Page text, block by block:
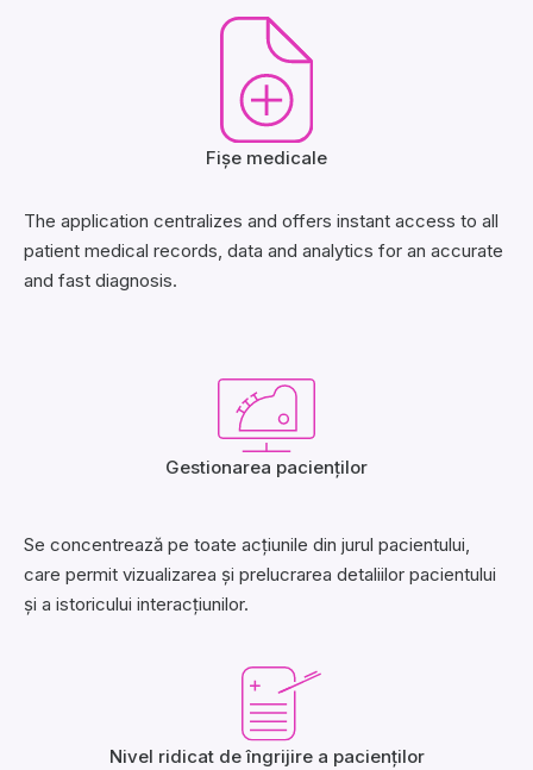
Fișe medicale
The application centralizes and offers instant access to all
patient medical records, data and analytics for an accurate
and fast diagnosis.
Gestionarea pacienților
Se concentrează pe toate acțiunile din jurul pacientului,
care permit vizualizarea și prelucrarea detaliilor pacientului
și a istoricului interacțiunilor.
Nivel ridicat de îngrijire a pacienților